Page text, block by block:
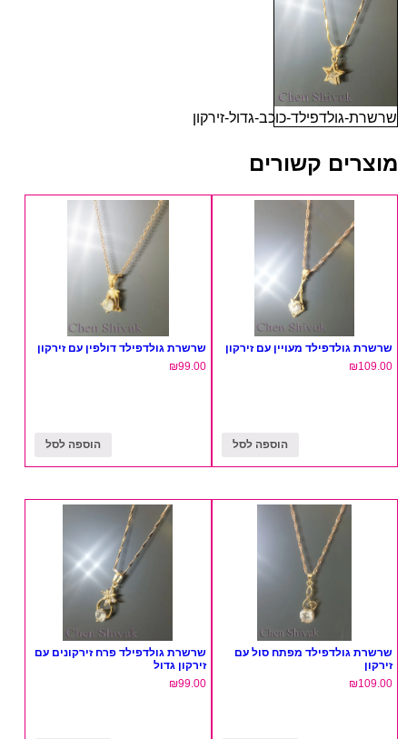
שרשרת-גולדפילד-כוכב-גדול-זירקון
מוצרים קשורים
שרשרת גולדפילד מעויין עם זירקון
₪109.00
הוספה לסל
שרשרת גולדפילד דולפין עם זירקון
₪99.00
הוספה לסל
שרשרת גולדפילד מפתח סול עם
זירקון
₪109.00
שרשרת גולדפילד פרח זירקונים עם
זירקון גדול
₪99.00